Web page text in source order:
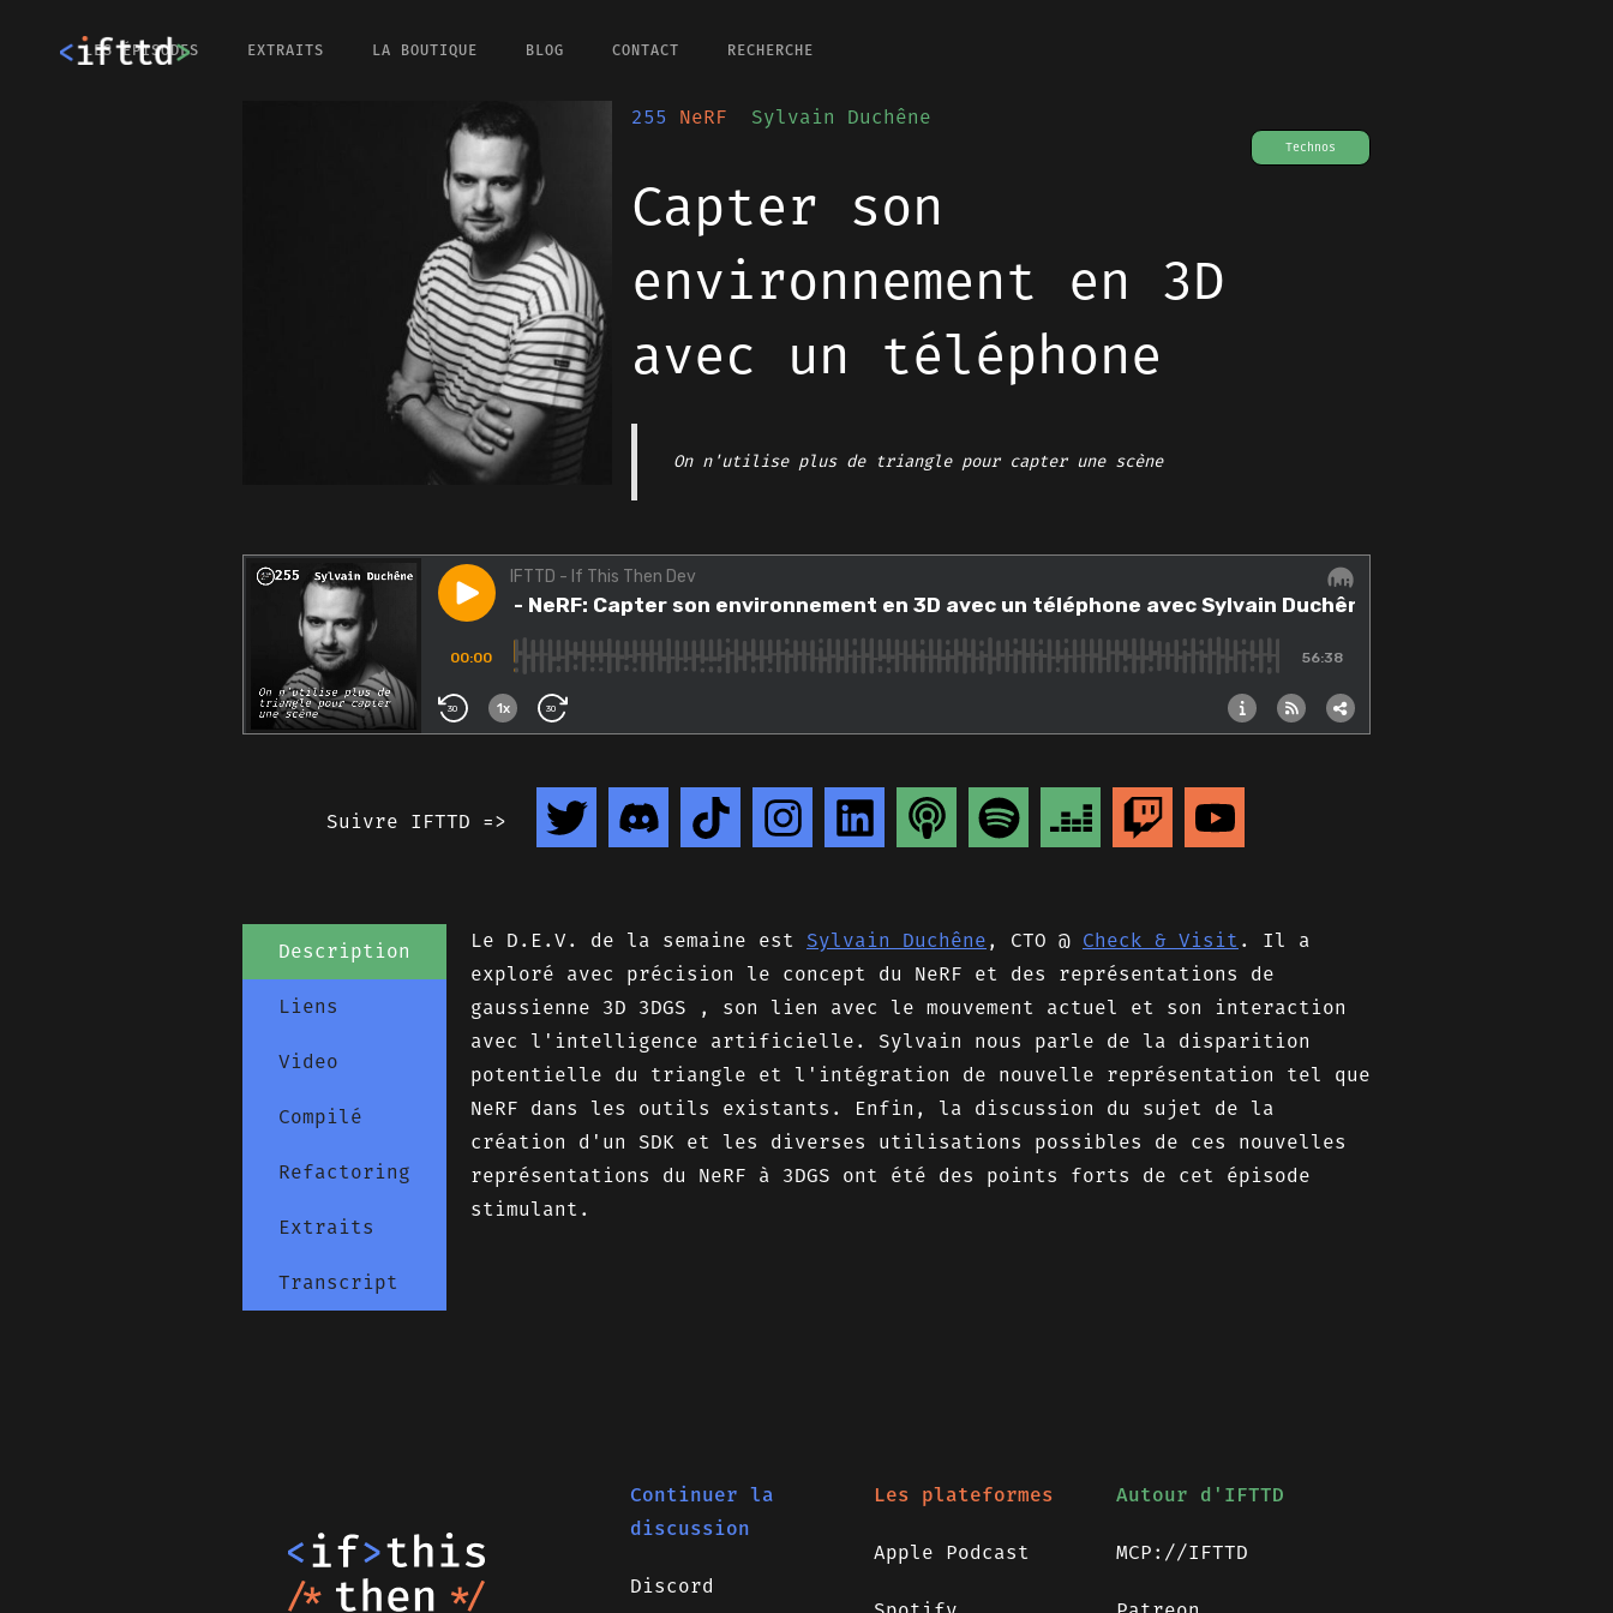
LES ÉPISODES EXTRAITS LA BOUTIQUE BLOG CONTACT RECHERCHE
Technos
255 NeRF Sylvain Duchêne
Capter son
environnement en 3D
avec un téléphone
On n'utilise plus de triangle pour capter une scène
Suivre IFTTD =>
Description
Liens
Video
Compilé
Refactoring
Extraits
Transcript
Le D.E.V. de la semaine est Sylvain Duchêne , CTO @ Check & Visit . Il a
exploré avec précision le concept du NeRF et des représentations de
gaussienne 3D 3DGS , son lien avec le mouvement actuel et son interaction
avec l'intelligence artificielle. Sylvain nous parle de la disparition
potentielle du triangle et l'intégration de nouvelle représentation tel que
NeRF dans les outils existants. Enfin, la discussion du sujet de la
création d'un SDK et les diverses utilisations possibles de ces nouvelles
représentations du NeRF à 3DGS ont été des points forts de cet épisode
stimulant.
Continuer la
discussion
Discord
Les plateformes
Apple Podcast
Autour d'IFTTD
MCP://IFTTD